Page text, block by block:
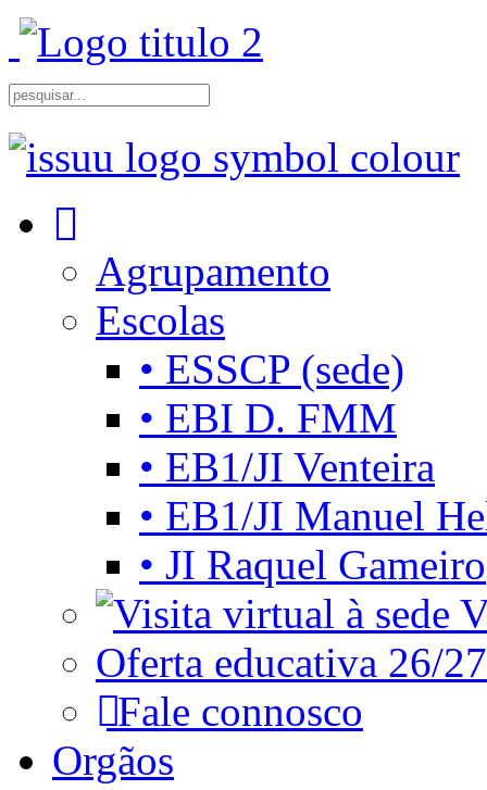
Agrupamento
Escolas
• ESSCP (sede)
• EBI D. FMM
• EB1/JI Venteira
• EB1/JI Manuel
• JI Raquel Gameiro
Oferta educativa 26/27
Fale connosco
Orgãos